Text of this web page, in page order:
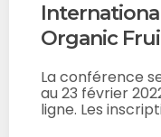
Organic
La conférence
au 23 février
ligne. Les